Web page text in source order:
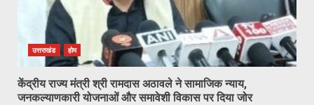
उत्तराखंड होम
केंद्रीय राज्य मंत्री श्री रामदास अठावले ने सामाजिक न्याय,
जनकल्याणकारी योजनाओं और समावेशी विकास पर दिया जोर